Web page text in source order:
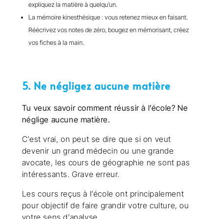
expliquez la matière à quelqu’un.
La mémoire kinesthésique : vous retenez mieux en faisant.
Réécrivez vos notes de zéro, bougez en mémorisant, créez
vos fiches à la main.
5. Ne négligez aucune matière
Tu veux savoir comment réussir à l’école? Ne
néglige aucune matière.
C’est vrai, on peut se dire que si on veut
devenir un grand médecin ou une grande
avocate, les cours de géographie ne sont pas
intéressants. Grave erreur.
Les cours reçus à l’école ont principalement
pour objectif de faire grandir votre culture, ou